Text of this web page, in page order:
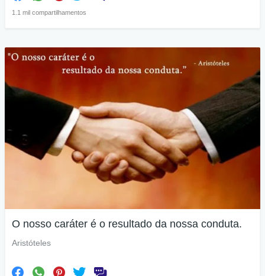
1.1 mil compartilhamentos
O nosso caráter é o resultado da nossa conduta.
Aristóteles